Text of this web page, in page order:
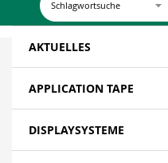
AKTUELLES
APPLICATION TAPE
DISPLAYSYSTEME